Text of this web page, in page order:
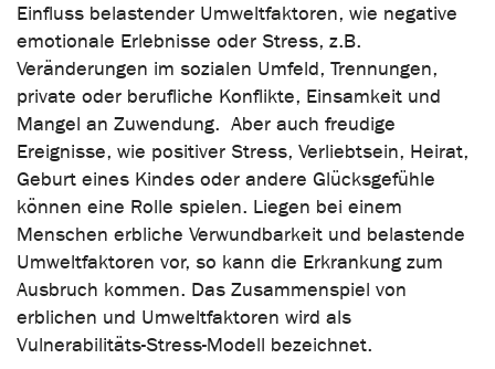
Einfluss belastender Umweltfaktoren, wie negative
emotionale Erlebnisse oder Stress, z.B.
Veränderungen im sozialen Umfeld, Trennungen,
private oder berufliche Konflikte, Einsamkeit und
Mangel an Zuwendung. Aber auch freudige
Ereignisse, wie positiver Stress, Verliebtsein, Heirat,
Geburt eines Kindes oder andere Glücksgefühle
können eine Rolle spielen. Liegen bei einem
Menschen erbliche Verwundbarkeit und belastende
Umweltfaktoren vor, so kann die Erkrankung zum
Ausbruch kommen. Das Zusammenspiel von
erblichen und Umweltfaktoren wird als
Vulnerabilitäts-Stress-Modell bezeichnet.